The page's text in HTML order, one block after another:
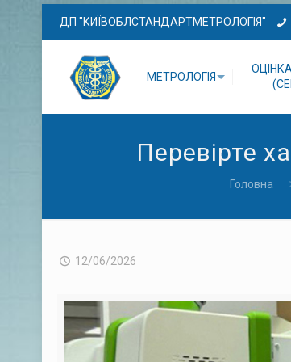
ДП "КИЇВОБЛСТАНДАРТМЕТРОЛОГІЯ"
МЕТРОЛОГІЯ
Перевірте
Головна
12/06/2026